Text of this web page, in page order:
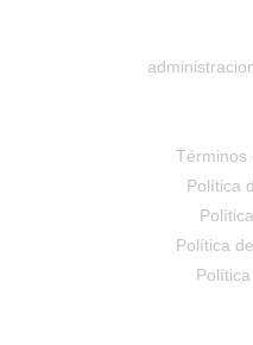
Términos
Política
Política